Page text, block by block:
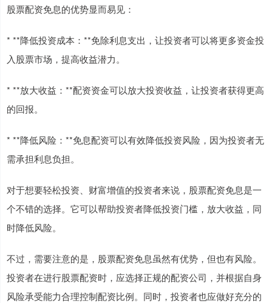
股票配资免息的优势显而易见：
* **降低投资成本：**免除利息支出，让投资者可以将更多资金投
入股票市场，提高收益潜力。
* **放大收益：**配资资金可以放大投资收益，让投资者获得更高
的回报。
* **降低风险：**免息配资可以有效降低投资风险，因为投资者无
需承担利息负担。
对于想要轻松投资、财富增值的投资者来说，股票配资免息是一
个不错的选择。它可以帮助投资者降低投资门槛，放大收益，同
时降低风险。
不过，需要注意的是，股票配资免息虽然有优势，但也有风险。
投资者在进行股票配资时，应选择正规的配资公司，并根据自身
风险承受能力合理控制配资比例。同时，投资者也应做好充分的